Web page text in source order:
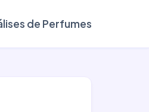
de Perfumes